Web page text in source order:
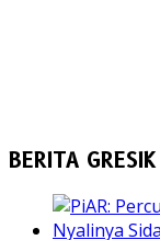
BERITA GRESIK